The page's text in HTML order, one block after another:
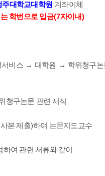
주대학교대학원 계좌이체
학번으로 입금(7자이내)
서비스 → 대학원 → 학위청구
청구논문 관련 서식
본 제출)하여 논문지도교수
여 관련 서류와 같이